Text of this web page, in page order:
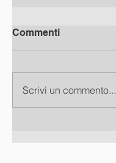
Commenti
Scrivi un commento...